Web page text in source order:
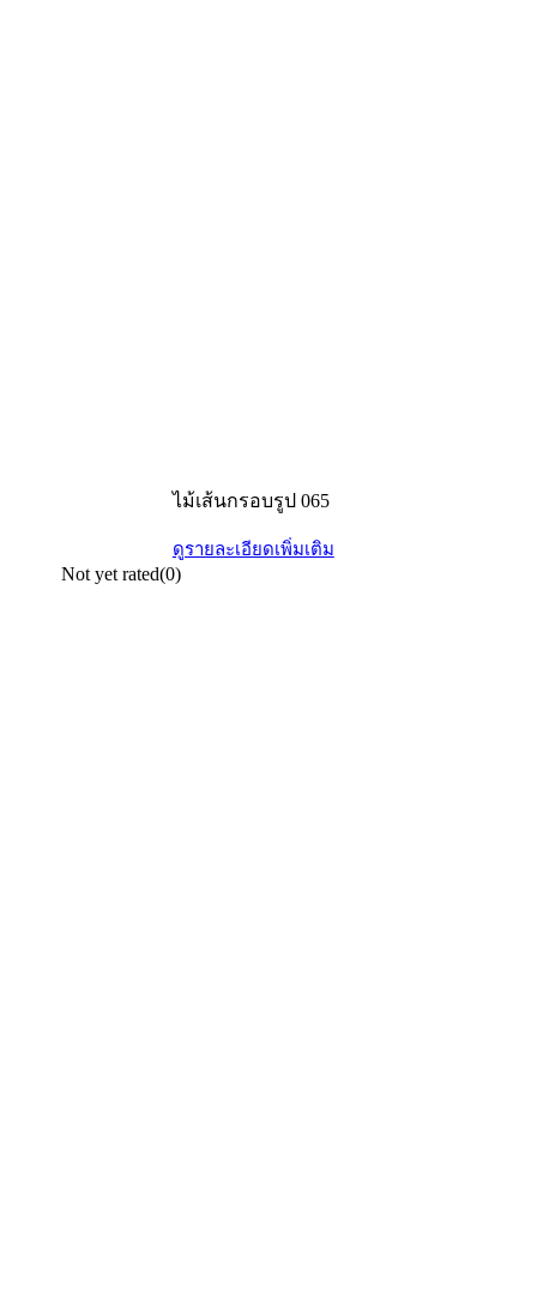
ไม้เส้นกรอบรูป 065
ดูรายละเอียดเพิ่มเติม
Not yet rated(0)